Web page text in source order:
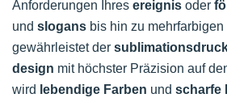
Anforderungen Ihres ereignis oder
und slogans bis hin zu mehrfarbigen
gewährleistet der
design mit höchster Präzision auf
wird lebendige Farben und scharfe